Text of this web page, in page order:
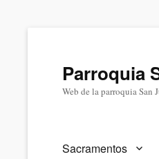
Parroquia
Web de la parroquia San
Menú
Sacramentos